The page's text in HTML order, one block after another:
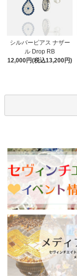
シルバーピアス ナザー
ル Drop RB
12,000円(税込13,200円)